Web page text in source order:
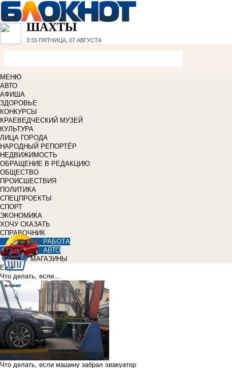
ШАХТЫ
3:33 ПЯТНИЦА, 07 АВГУСТА
МЕНЮ
АВТО
АФИША
ЗДОРОВЬЕ
КОНКУРСЫ
КРАЕВЕДЧЕСКИЙ МУЗЕЙ
КУЛЬТУРА
ЛИЦА ГОРОДА
НАРОДНЫЙ РЕПОРТЁР
НЕДВИЖИМОСТЬ
ОБРАЩЕНИЕ В РЕДАКЦИЮ
ОБЩЕСТВО
ПРОИСШЕСТВИЯ
ПОЛИТИКА
СПЕЦПРОЕКТЫ
СПОРТ
ЭКОНОМИКА
ХОЧУ СКАЗАТЬ
СПРАВОЧНИК
РАБОТА
АВТО
МАГАЗИНЫ
Еще
Что делать, если...
Что делать, если машину забрал эвакуатор